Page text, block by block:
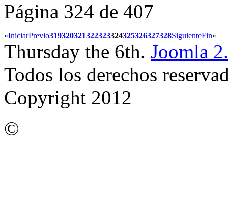
Página 324 de 407
«IniciarPrevio319320321322323324325326327328SiguienteFin»
Thursday the 6th. Joomla
Todos los derechos
Copyright 2012
©